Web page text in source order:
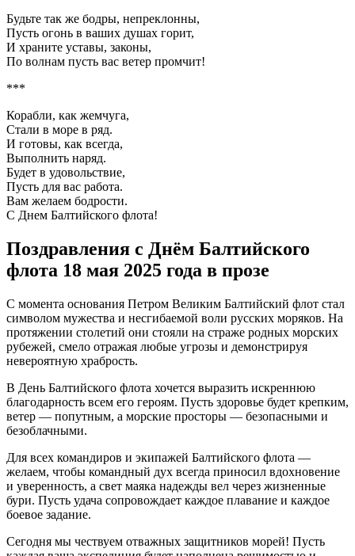
Будьте так же бодры, непреклонны,
Пусть огонь в ваших душах горит,
И храните уставы, законы,
По волнам пусть вас ветер промчит!
***
Корабли, как жемчуга,
Стали в море в ряд.
И готовы, как всегда,
Выполнить наряд.
Будет в удовольствие,
Пусть для вас работа.
Вам желаем бодрости.
С Днем Балтийского флота!
Поздравления с Днём Балтийского
флота 18 мая 2025 года в прозе
С момента основания Петром Великим Балтийский флот стал
символом мужества и несгибаемой воли русских моряков. На
протяжении столетий они стояли на страже родных морских
рубежей, смело отражая любые угрозы и демонстрируя
невероятную храбрость.
В День Балтийского флота хочется выразить искреннюю
благодарность всем его героям. Пусть здоровье будет крепким,
ветер — попутным, а морские просторы — безопасными и
безоблачными.
Для всех командиров и экипажей Балтийского флота —
желаем, чтобы командный дух всегда приносил вдохновение
и уверенность, а свет маяка надежды вел через жизненные
бури. Пусть удача сопровождает каждое плавание и каждое
боевое задание.
Сегодня мы чествуем отважных защитников морей! Пусть